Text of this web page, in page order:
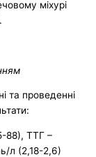
міхурі
та проведенні
88), ТТГ –
л (2,18-2,6)